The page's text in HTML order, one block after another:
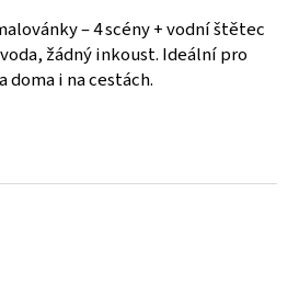
– 4 scény + vodní štětec
žádný inkoust. Ideální pro
doma i na cestách.